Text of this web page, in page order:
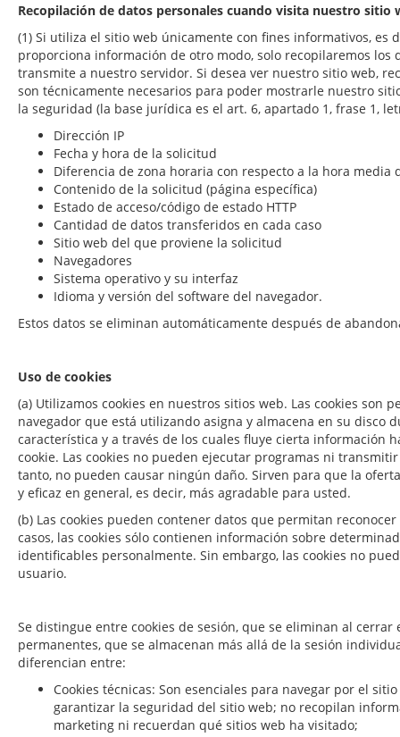
Recopilación de datos personales cuando visita nuestro sitio
(1) Si utiliza el sitio web únicamente con fines informativos, es
proporciona información de otro modo, solo recopilaremos los
transmite a nuestro servidor. Si desea ver nuestro sitio web,
son técnicamente necesarios para poder mostrarle nuestro
la seguridad (la base jurídica es el art. 6, apartado 1, frase 1,
Dirección IP
Fecha y hora de la solicitud
Diferencia de zona horaria con respecto a la hora media
Contenido de la solicitud (página específica)
Estado de acceso/código de estado HTTP
Cantidad de datos transferidos en cada caso
Sitio web del que proviene la solicitud
Navegadores
Sistema operativo y su interfaz
Idioma y versión del software del navegador.
Estos datos se eliminan automáticamente después de
Uso de cookies
(a) Utilizamos cookies en nuestros sitios web. Las cookies son
navegador que está utilizando asigna y almacena en su disco
característica y a través de los cuales fluye cierta información
cookie. Las cookies no pueden ejecutar programas ni
tanto, no pueden causar ningún daño. Sirven para que la
y eficaz en general, es decir, más agradable para usted.
(b) Las cookies pueden contener datos que permitan
casos, las cookies sólo contienen información sobre
identificables personalmente. Sin embargo, las cookies no
usuario.
Se distingue entre cookies de sesión, que se eliminan al cerrar
permanentes, que se almacenan más allá de la sesión
diferencian entre:
Cookies técnicas: Son esenciales para navegar por el
garantizar la seguridad del sitio web; no recopilan
marketing ni recuerdan qué sitios web ha visitado;